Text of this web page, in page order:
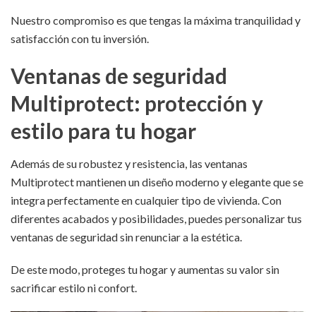
Nuestro compromiso es que tengas la máxima tranquilidad y
satisfacción con tu inversión.
Ventanas de seguridad
Multiprotect: protección y
estilo para tu hogar
Además de su robustez y resistencia, las ventanas
Multiprotect mantienen un diseño moderno y elegante que se
integra perfectamente en cualquier tipo de vivienda. Con
diferentes acabados y posibilidades, puedes personalizar tus
ventanas de seguridad sin renunciar a la estética.
De este modo, proteges tu hogar y aumentas su valor sin
sacrificar estilo ni confort.